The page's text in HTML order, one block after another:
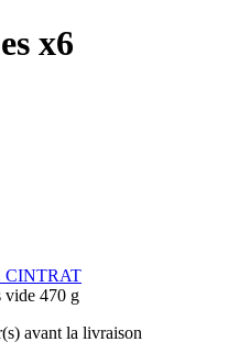
x6
CINTRAT
vide 470 g
avant la livraison